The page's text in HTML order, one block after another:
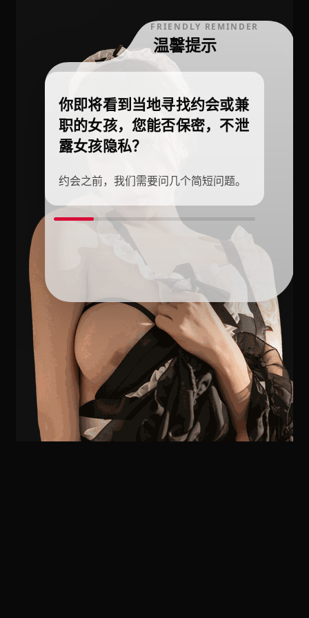
FRIENDLY REMINDER
温馨提示
你即将看到当地寻找约会或兼
职的女孩，您能否保密，不泄
露女孩隐私？
约会之前，我们需要问几个简短问题。